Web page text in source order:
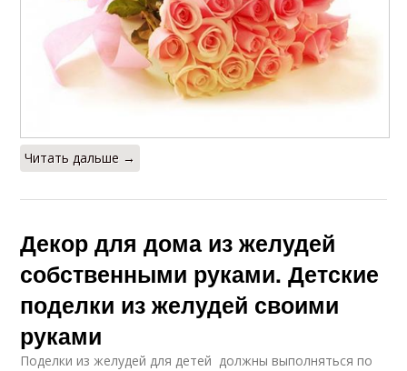
Читать дальше →
Декор для дома из желудей
собственными руками. Детские
поделки из желудей своими
руками
Поделки из желудей для детей должны выполняться по